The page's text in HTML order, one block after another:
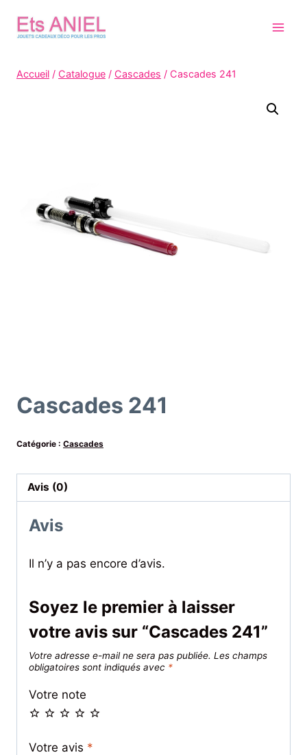
Accueil / Catalogue / Cascades / Cascades 241
Cascades 241
Catégorie : Cascades
Avis (0)
Avis
Il n’y a pas encore d’avis.
Soyez le premier à laisser
votre avis sur “Cascades 241”
Votre adresse e-mail ne sera pas publiée. Les champs
obligatoires sont indiqués avec *
Votre note
Votre avis *